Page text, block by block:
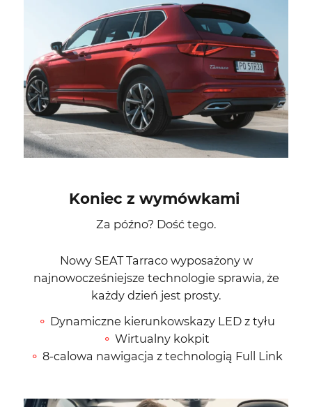
Koniec z wymówkami
Za późno? Dość tego.
Nowy SEAT Tarraco wyposażony w
najnowocześniejsze technologie sprawia, że
każdy dzień jest prosty.
Dynamiczne kierunkowskazy LED z tyłu
Wirtualny kokpit
8-calowa nawigacja z technologią Full Link